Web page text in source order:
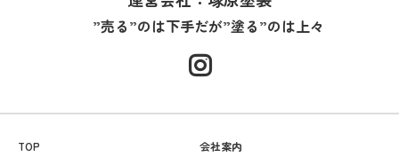
”売る”のは下手だが”塗る”のは上々
TOP
会社案内